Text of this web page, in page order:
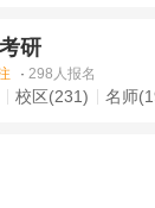
研
· 298人报名
校区(231) 名师